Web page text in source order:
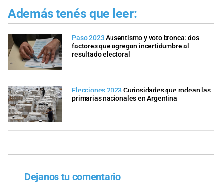
Además tenés que leer:
Paso 2023Ausentismo y voto bronca: dos
factores que agregan incertidumbre al
resultado electoral
Elecciones 2023Curiosidades que rodean las
primarias nacionales en Argentina
Dejanos tu comentario